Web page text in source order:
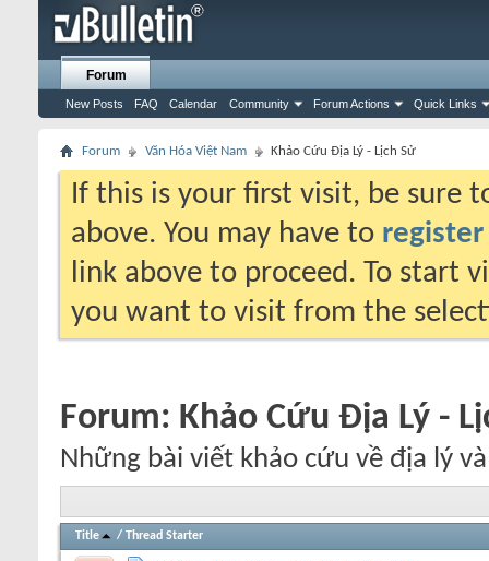
Forum
New Posts FAQ Calendar Community Forum Actions Quick Links
Forum Văn Hóa Việt Nam Khảo Cứu Địa Lý - Lịch Sử
If this is your first visit, be sure
above. You may have to register
link above to proceed. To start
you want to visit from the
Forum: Khảo Cứu Địa Lý -
Những bài viết khảo cứu về địa lý
Title / Thread Starter